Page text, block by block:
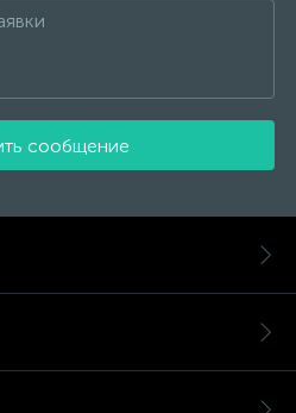
сообщение